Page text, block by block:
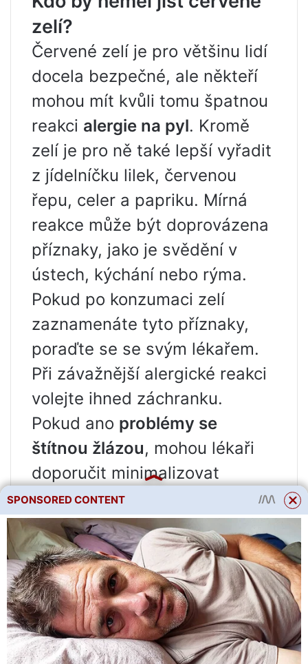
zelí?
Červené zelí je pro většinu lidí
docela bezpečné, ale někteří
mohou mít kvůli tomu špatnou
reakci alergie na pyl. Kromě
zelí je pro ně také lepší vyřadit
z jídelníčku lilek, červenou
řepu, celer a papriku. Mírná
reakce může být doprovázena
příznaky, jako je svědění v
ústech, kýchání nebo rýma.
Pokud po konzumaci zelí
zaznamenáte tyto příznaky,
poraďte se se svým lékařem.
Při závažnější alergické reakci
volejte ihned záchranku.
Pokud ano problémy se
štítnou žlázou, mohou lékaři
doporučit minimalizovat
množství zelí ve vaší stravě.
Tato zelenina může narušovat
vstřebávání jódu, který je
nezbytný pro tvorbu hormonů
štítné žlázy.
Přečtěte si také
Od čokolády ke špenátu: jak
SPONSORED CONTENT